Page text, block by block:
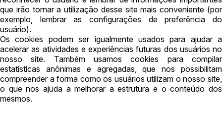
que irão tornar a utilização desse site mais conveniente (por
exemplo, lembrar as configurações de preferência do
usuário).
Os cookies podem ser igualmente usados para ajudar a
acelerar as atividades e experiências futuras dos usuários no
nosso site. Também usamos cookies para compilar
estatísticas anônimas e agregadas, que nos possibilitam
compreender a forma como os usuários utilizam o nosso site,
o que nos ajuda a melhorar a estrutura e o conteúdo dos
mesmos.